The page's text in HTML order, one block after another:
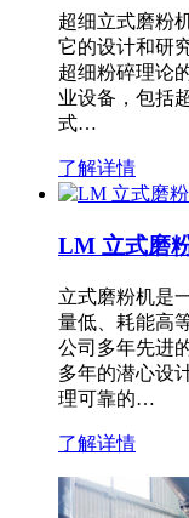
超细立式磨粉
它的设计和研
超细粉碎理论
业设备，包括
式…
了解详情
LM 立式磨
立式磨粉机是
量低、耗能高
公司多年先进
多年的潜心设
理可靠的…
了解详情